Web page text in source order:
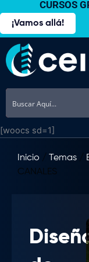
contenido
CURSOS
¡Vamos allá!
[woocs sd=1]
Inicio / Temas /
CANALES